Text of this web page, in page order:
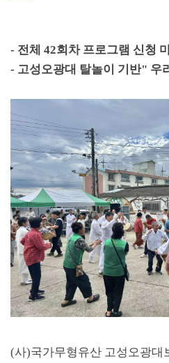
- 전체 42회차 프로그램 신청
- 고성오광대 탈놀이 기반" 우
(사)국가무형유산 고성오광대